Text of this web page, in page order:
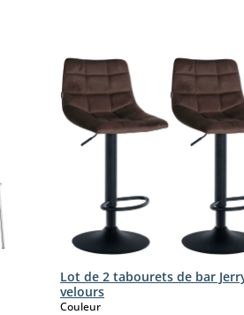
Lot de 2 tabourets de bar
velours
Couleurselect